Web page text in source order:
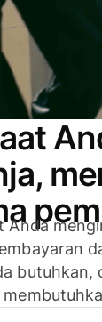
Anda
butuhkan,